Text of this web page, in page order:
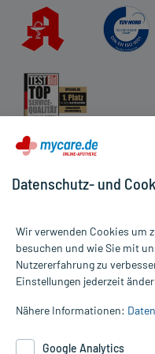
Alle Preise gelten inkl.
Informationen auf dieser
die Untersuchung und
Therapien eingeleitet
Datenschutz- und
Wir verwenden Cookies um
besuchen und wie Sie mit
Nutzererfahrung zu
Einstellungen jederzeit
Nähere Informationen:
Google Analytics